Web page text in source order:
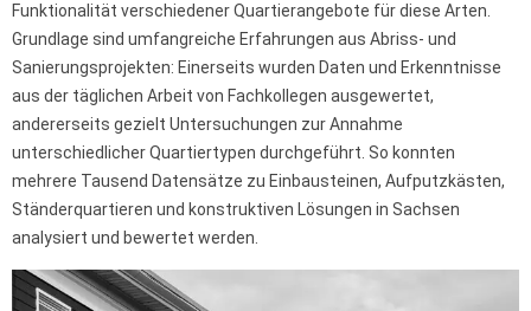
Funktionalität verschiedener Quartierangebote für diese Arten.
Grundlage sind umfangreiche Erfahrungen aus Abriss- und
Sanierungsprojekten: Einerseits wurden Daten und Erkenntnisse
aus der täglichen Arbeit von Fachkollegen ausgewertet,
andererseits gezielt Untersuchungen zur Annahme
unterschiedlicher Quartiertypen durchgeführt. So konnten
mehrere Tausend Datensätze zu Einbausteinen, Aufputzkästen,
Ständerquartieren und konstruktiven Lösungen in Sachsen
analysiert und bewertet werden.